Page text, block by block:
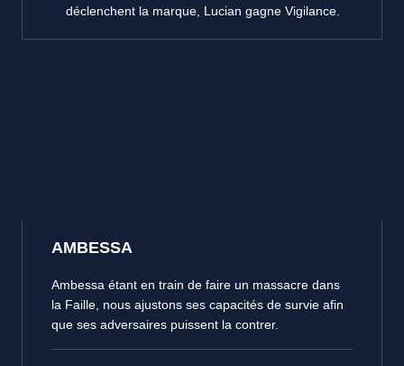
déclenchent la marque, Lucian gagne Vigilance.
AMBESSA
Ambessa étant en train de faire un massacre dans
la Faille, nous ajustons ses capacités de survie afin
que ses adversaires puissent la contrer.